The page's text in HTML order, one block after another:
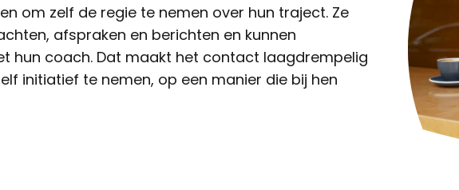
om zelf de regie te nemen over hun traject. Ze
afspraken en berichten en kunnen
hun coach. Dat maakt het contact laagdrempelig
initiatief te nemen, op een manier die bij hen